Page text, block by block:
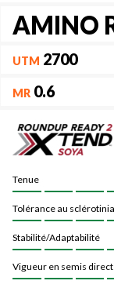
AMINO
UTM 2700
MR 0.6
Tenue
Tolérance au sclérotinia
Stabilité/Adaptabilité
Vigueur en semis direct